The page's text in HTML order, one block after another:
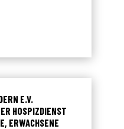
E.V.
HOSPIZDIENST
ERWACHSENE